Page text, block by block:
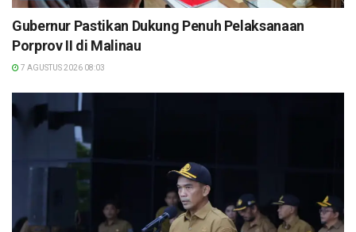
Gubernur Pastikan Dukung Penuh Pelaksanaan
Porprov II di Malinau
7 AGUSTUS 2026 08:03